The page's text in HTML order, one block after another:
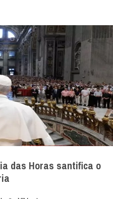
XIV retoma suas
proferiu sua quinta
...